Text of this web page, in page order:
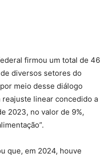
firmou um total de 46
diversos setores do
meio desse diálogo
linear concedido a
2023, no valor de 9%,
que, em 2024, houve